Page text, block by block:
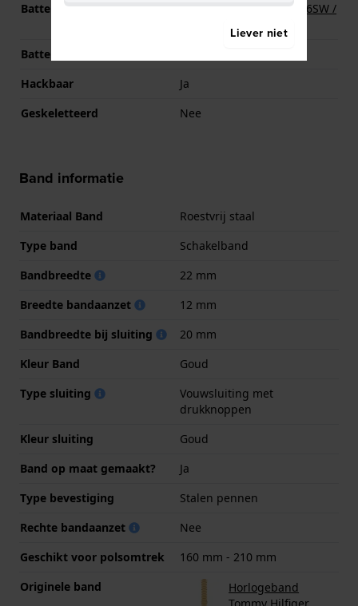
Batterij
Renata R377 377 / SR626SW /
Batterijduur
Hackbaar
Ja
Geskeletteerd
Nee
Band informatie
Materiaal Band
Roestvrij staal
Type band
Schakelband
Bandbreedte
22 mm
Breedte bandaanzet
12 mm
Bandbreedte bij sluiting
20 mm
Kleur Band
Goud
Type sluiting
Vouwsluiting met
drukknoppen
Kleur sluiting
Goud
Band op maat gemaakt?
Ja
Type bevestiging
Stalen pennen
Rechte bandaanzet
Nee
Geschikt voor polsomtrek
160 mm - 210 mm
Originele band
Horlogeband
Liever niet